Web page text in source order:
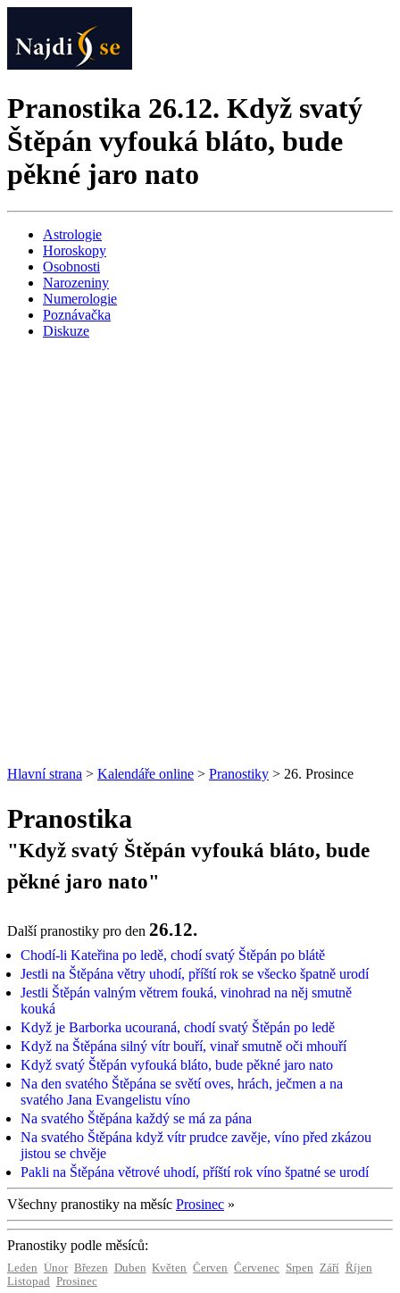
Pranostika 26.12. Když svatý
Štěpán vyfouká bláto, bude
pěkné jaro nato
Astrologie
Horoskopy
Osobnosti
Narozeniny
Numerologie
Poznávačka
Diskuze
Hlavní strana > Kalendáře online > Pranostiky > 26. Prosince
Pranostika
"Když svatý Štěpán vyfouká bláto, bude
pěkné jaro nato"
Další pranostiky pro den 26.12.
Chodí-li Kateřina po ledě, chodí svatý Štěpán po blátě
Jestli na Štěpána větry uhodí, příští rok se všecko špatně urodí
Jestli Štěpán valným větrem fouká, vinohrad na něj smutně
kouká
Když je Barborka ucouraná, chodí svatý Štěpán po ledě
Když na Štěpána silný vítr bouří, vinař smutně oči mhouří
Když svatý Štěpán vyfouká bláto, bude pěkné jaro nato
Na den svatého Štěpána se světí oves, hrách, ječmen a na
svatého Jana Evangelistu víno
Na svatého Štěpána každý se má za pána
Na svatého Štěpána když vítr prudce zavěje, víno před zkázou
jistou se chvěje
Pakli na Štěpána větrové uhodí, příští rok víno špatné se urodí
Všechny pranostiky na měsíc Prosinec »
Pranostiky podle měsíců:
Leden Únor Březen Duben Květen Červen Červenec Srpen Září Říjen
Listopad Prosinec